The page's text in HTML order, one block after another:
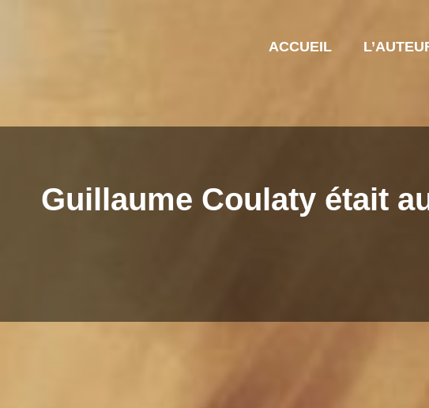
ACCUEIL
Guillaume Coulaty était